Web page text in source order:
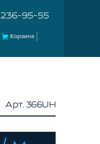
236-95-55
Корзина
Арт. 366UH